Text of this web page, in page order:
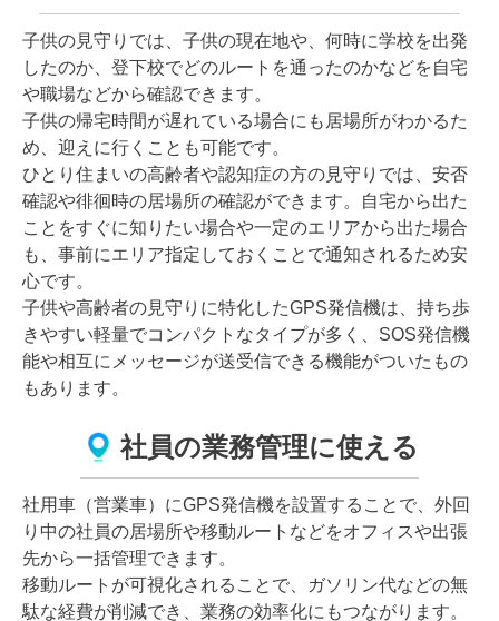
子供の見守りでは、子供の現在地や、何時に学校を出発
したのか、登下校でどのルートを通ったのかなどを自宅
や職場などから確認できます。
子供の帰宅時間が遅れている場合にも居場所がわかるた
め、迎えに行くことも可能です。
ひとり住まいの高齢者や認知症の方の見守りでは、安否
確認や徘徊時の居場所の確認ができます。自宅から出た
ことをすぐに知りたい場合や一定のエリアから出た場合
も、事前にエリア指定しておくことで通知されるため安
心です。
子供や高齢者の見守りに特化したGPS発信機は、持ち歩
きやすい軽量でコンパクトなタイプが多く、SOS発信機
能や相互にメッセージが送受信できる機能がついたもの
もあります。
社員の業務管理に使える
社用車（営業車）にGPS発信機を設置することで、外回
り中の社員の居場所や移動ルートなどをオフィスや出張
先から一括管理できます。
移動ルートが可視化されることで、ガソリン代などの無
駄な経費が削減でき、業務の効率化にもつながります。